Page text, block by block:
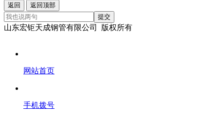
返回
返回顶部
提交
山东宏钜天成钢管有限公司 版权所有
网站首页
手机拨号